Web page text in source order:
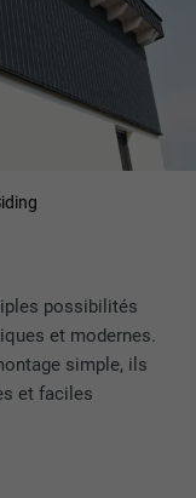
possibilités
et modernes.
simple, ils
et faciles